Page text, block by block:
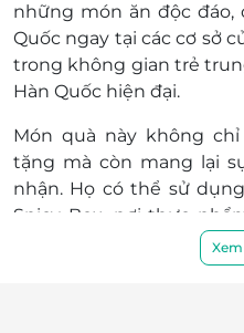
Ninh
Huế
1S11 Trung tâm thương
- Hùng Vương - Bà Triệu,
những món ăn độc đáo,
Quốc ngay tại các cơ sở
trong không gian trẻ
Hàn Quốc hiện đại.
Món quà này không
tặng mà còn mang lại
nhận. Họ có thể sử
Spicy Box, nơi thực
ngon và phục vụ tận
chóng hay buổi tối tụ